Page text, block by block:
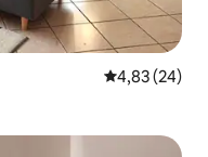
Évaluation
4,83 (24)